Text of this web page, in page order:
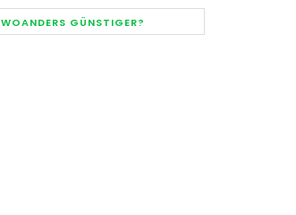
WOANDERS GÜNSTIGER?